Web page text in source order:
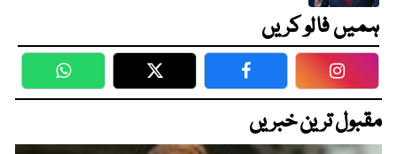
ہمیں فالو کریں
WhatsApp Twitter Facebook
مقبول ترین خبریں